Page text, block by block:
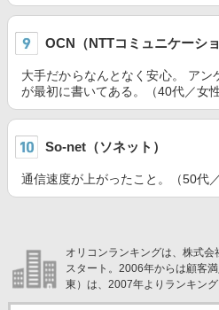
OCN（NTTコミュニケーショ
大手だからなんとなく安心。 アン
が最初に書いてある。（40代／女性
So-net（ソネット）
通信速度が上がったこと。（50代／
オリコンランキングは、株式
スタート。2006年からは顧客
東）は、2007年よりランキング